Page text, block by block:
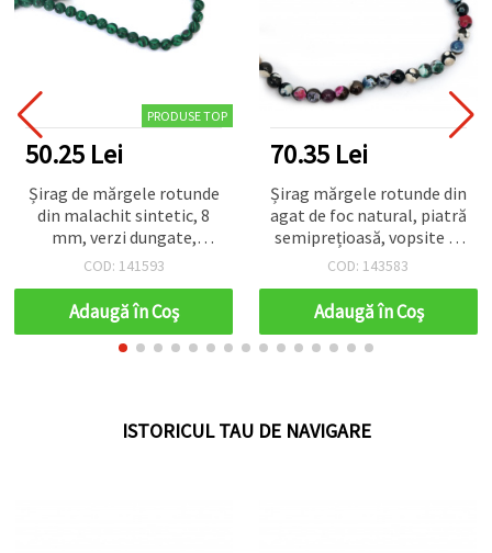
PRODUSE TOP
Lei
de mărgele rotunde
malachit sintetic, 8
verzi dungate,
aprox. 48 buc. —
coliere, proiecte
DIY handmade
COD: 141593
Adaugă în Coş
70.35 Lei
Șirag mărgele rotunde din
agat de foc natural, piatră
semiprețioasă, vopsite în
culori asortate, 8 mm,
materiale pentru bijuterii
handmade, brățări și
coliere
COD: 143583
Adaugă în Coş
ISTORICUL TAU DE NAVIGARE